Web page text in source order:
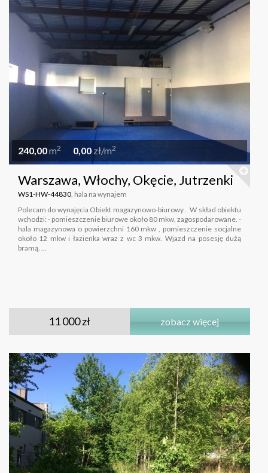
240,00m2 0,00 zł/m2
Warszawa, Włochy, Okęcie, Jutrzenki
WS1-HW-44830, hala na wynajem
Polecam do wynajęcia Obiekt magazynowo-biurowy . W skład obiektu
wchodzi: - pomieszczenie biurowe około 80 mkw, zagospodarowane. -
hala magazynowa o powierzchni 160 mkw , pomieszczenie socjalne
około 12 mkw i łazienka wraz z wc 3 mkw. Wjazd na posesję dużą
bramą. ...
11 000 zł zobacz więcej